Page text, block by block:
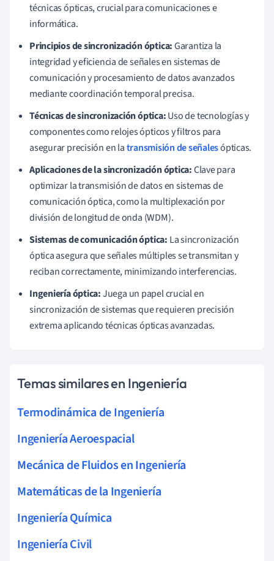
técnicas ópticas, crucial para comunicaciones e
informática.
Principios de sincronización óptica:Garantiza la
integridad y eficiencia de señales en sistemas de
comunicación y procesamiento de datos avanzados
mediante coordinación temporal precisa.
Técnicas de sincronización óptica:Uso de tecnologías y
componentes como relojes ópticos y filtros para
asegurar precisión en latransmisión de señalesópticas.
Aplicaciones de la sincronización óptica:Clave para
optimizar la transmisión de datos en sistemas de
comunicación óptica, como la multiplexación por
división de longitud de onda (WDM).
Sistemas de comunicación óptica: La sincronización
óptica asegura que señales múltiples se transmitan y
reciban correctamente, minimizando interferencias.
Ingeniería óptica:Juega un papel crucial en
sincronización de sistemas que requieren precisión
extrema aplicando técnicas ópticas avanzadas.
Temas similares en Ingeniería
Termodinámica de Ingeniería
Ingeniería Aeroespacial
Mecánica de Fluidos en Ingeniería
Matemáticas de la Ingeniería
Ingeniería Química
Ingeniería Civil